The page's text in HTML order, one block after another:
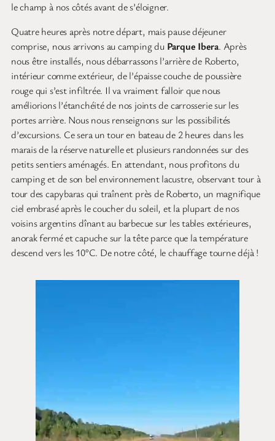
le champ à nos côtés avant de s’éloigner.
Quatre heures après notre départ, mais pause déjeuner
comprise, nous arrivons au camping du Parque Ibera. Après
nous être installés, nous débarrassons l’arrière de Roberto,
intérieur comme extérieur, de l’épaisse couche de poussière
rouge qui s’est infiltrée. Il va vraiment falloir que nous
améliorions l’étanchéité de nos joints de carrosserie sur les
portes arrière. Nous nous renseignons sur les possibilités
d’excursions. Ce sera un tour en bateau de 2 heures dans les
marais de la réserve naturelle et plusieurs randonnées sur des
petits sentiers aménagés. En attendant, nous profitons du
camping et de son bel environnement lacustre, observant tour à
tour des capybaras qui traînent près de Roberto, un magnifique
ciel embrasé après le coucher du soleil, et la plupart de nos
voisins argentins dînant au barbecue sur les tables extérieures,
anorak fermé et capuche sur la tête parce que la température
descend vers les 10°C. De notre côté, le chauffage tourne déjà !